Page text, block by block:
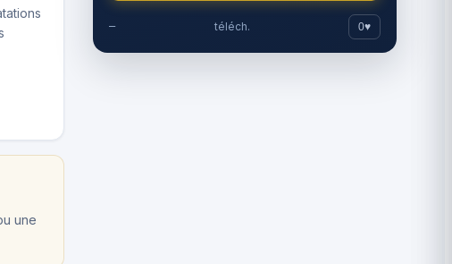
une
— téléch. 0♥